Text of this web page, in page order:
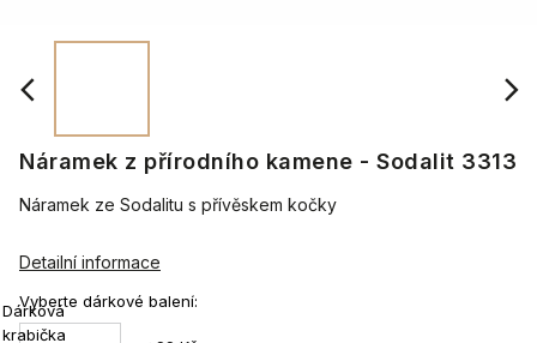
Náramek z přírodního kamene - Sodalit 3313
Vyberte dárkové balení:
Dárková
krabička
Náramek ze Sodalitu s přívěskem kočky
Detailní informace